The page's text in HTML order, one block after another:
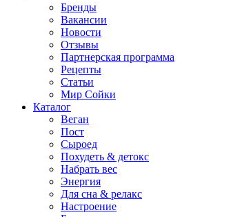
Бренды
Вакансии
Новости
Отзывы
Партнерская программа
Рецепты
Статьи
Мир Сойки
Каталог
Веган
Пост
Сыроед
Похудеть & детокс
Набрать вес
Энергия
Для сна & релакс
Настроение